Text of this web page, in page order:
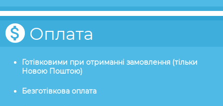
Оплата
Готівковими при отриманні замовлення (тільки
Новою Поштою)
Безготівкова оплата